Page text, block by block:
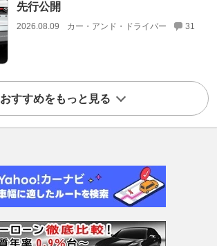
先行公開
2026.08.09 カー・アンド・ドライバー 31
おすすめをもっと見る